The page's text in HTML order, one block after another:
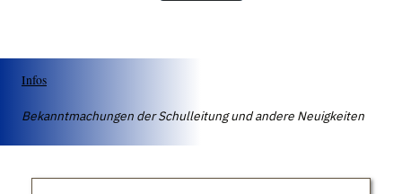
Infos
Bekanntmachungen der Schulleitung und andere Neuigkeiten